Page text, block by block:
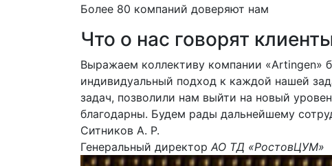
Более 80 компаний доверяют нам
Что о нас говорят
Выражаем коллективу компании «Artingen»
индивидуальный подход к каждой нашей
задач, позволили нам выйти на новый
благодарны. Будем рады дальнейшему
Ситников А. Р.
Генеральный директор АО ТД «РостовЦУМ»